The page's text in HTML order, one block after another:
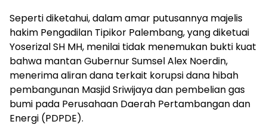
Seperti diketahui, dalam amar putusannya majelis
hakim Pengadilan Tipikor Palembang, yang diketuai
Yoserizal SH MH, menilai tidak menemukan bukti kuat
bahwa mantan Gubernur Sumsel Alex Noerdin,
menerima aliran dana terkait korupsi dana hibah
pembangunan Masjid Sriwijaya dan pembelian gas
bumi pada Perusahaan Daerah Pertambangan dan
Energi (PDPDE).